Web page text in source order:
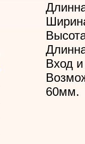
Вход
60мм.